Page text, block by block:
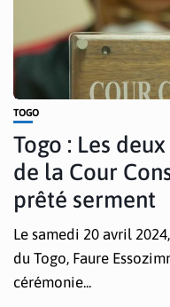
TOGO
Togo : Les
de la Cour
prêté serment
Le samedi 20 avril
du Togo, Faure
cérémonie...